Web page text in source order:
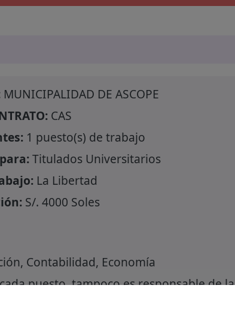
MUNICIPALIDAD DE ASCOPE
CAS
1 puesto(s) de trabajo
Titulados Universitarios
La Libertad
S/. 4000 Soles
Contabilidad, Economía
puesto, tampoco es responsable de la